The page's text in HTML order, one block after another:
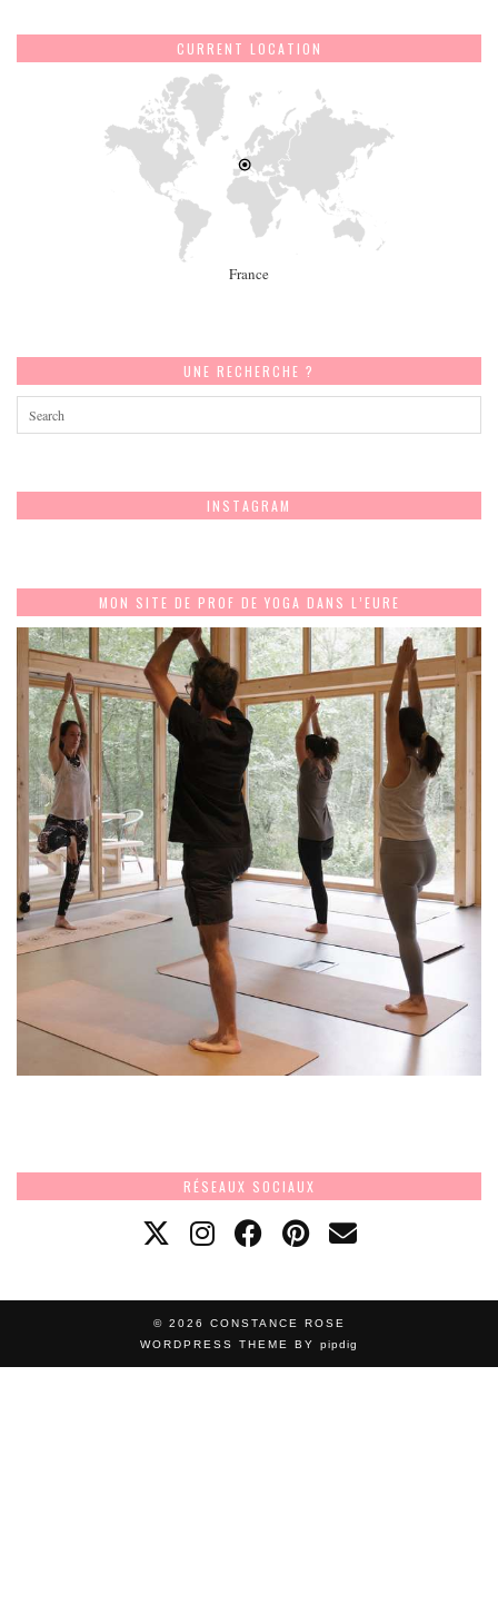
CURRENT LOCATION
France
UNE RECHERCHE ?
INSTAGRAM
MON SITE DE PROF DE YOGA DANS L’EURE
RÉSEAUX SOCIAUX
© 2026 CONSTANCE ROSE
WORDPRESS THEME BY pipdig